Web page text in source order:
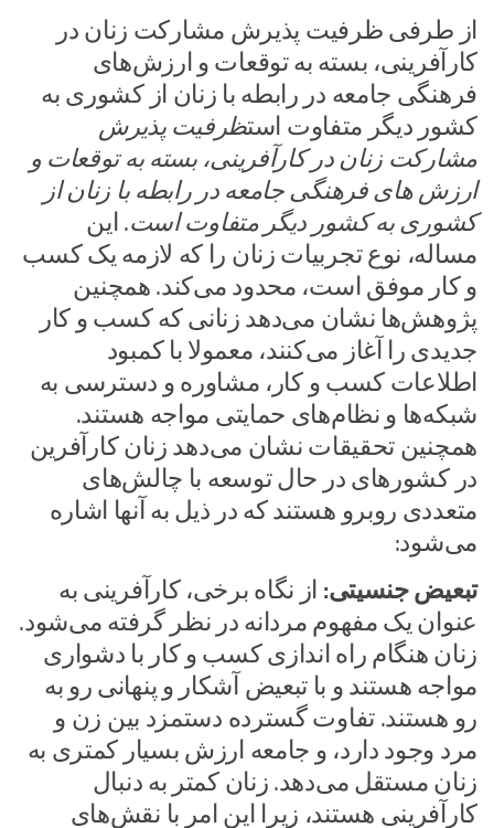
از طرفی ظرفیت پذیرش مشارکت زنان در
کارآفرینی، بسته به توقعات و ارزش‌های
فرهنگی جامعه در رابطه با زنان از کشوری به
کشور دیگر متفاوت استظرفیت پذیرش
مشارکت زنان در کارآفرینی، بسته به توقعات و
ارزش های فرهنگی جامعه در رابطه با زنان از
کشوری به کشور دیگر متفاوت است. این
مساله، نوع تجربیات زنان را که لازمه یک کسب
و کار موفق است، محدود می‌کند. همچنین
پژوهش‌ها نشان می‌دهد زنانی که کسب و کار
جدیدی را آغاز می‌کنند، معمولا با کمبود
اطلاعات کسب و کار، مشاوره و دسترسی به
شبکه‌ها و نظام‌های حمایتی مواجه هستند.
همچنین تحقیقات نشان می‌دهد زنان کارآفرین
در کشورهای در حال توسعه با چالش‌های
متعددی روبرو هستند که در ذیل به آنها اشاره
می‌شود:
تبعیض جنسیتی: از نگاه برخی، کارآفرینی به
عنوان یک مفهوم مردانه در نظر گرفته می‌شود.
زنان هنگام راه اندازی کسب و کار با دشواری
مواجه هستند و با تبعیض آشکار و پنهانی رو به
رو هستند. تفاوت گسترده‌ دستمزد بین زن و
مرد وجود دارد، و جامعه ارزش بسیار کمتری به
زنان مستقل می‌دهد. زنان کمتر به دنبال
کارآفرینی هستند، زیرا این امر با نقش‌های